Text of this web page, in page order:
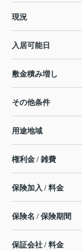
現況
入居可能日
敷金積み増し
その他条件
用途地域
権利金 / 雑費
保険加入 / 料金
保険名 / 保険期間
保証会社 / 料金